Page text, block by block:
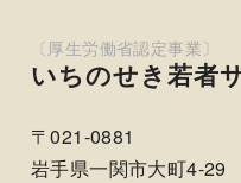
いちのせき若者
〒021-0881
岩手県一関市大町4-29